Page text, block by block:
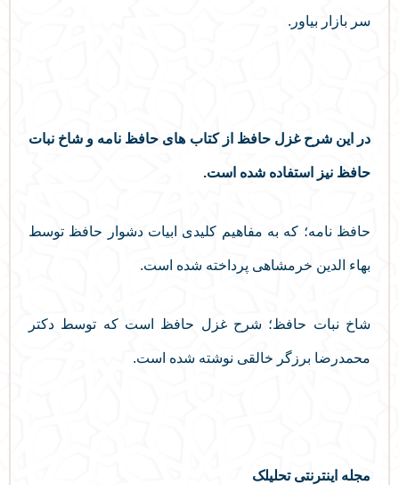
سر بازار بیاور.
در این شرح غزل حافظ از کتاب های حافظ نامه و شاخ نبات
حافظ نیز استفاده شده است.
حافظ نامه؛ که به مفاهیم کلیدی ابیات دشوار حافظ توسط
بهاء الدین خرمشاهی پرداخته شده است.
شاخ نبات حافظ؛ شرح غزل حافظ است که توسط دکتر
محمدرضا برزگر خالقی نوشته شده است.
مجله اینترنتی تحلیلک